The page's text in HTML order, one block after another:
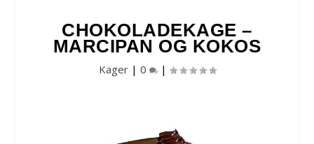
CHOKOLADEKAGE –
MARCIPAN OG KOKOS
Kager| 0 |